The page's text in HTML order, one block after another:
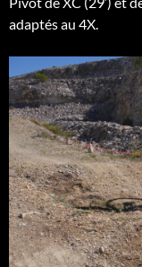
adaptés au 4X.